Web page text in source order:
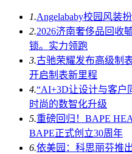
1.Angelababy校园风装
2.2026济南奢侈品回收
锁。实力领跑
3.古驰荣耀发布高级制
开启制表新里程
4.“AI+3D让设计与客
时尚的数智化升级
5.重磅回归！BAPE
BAPE正式创立30周年
6.依美园：科思丽芬推